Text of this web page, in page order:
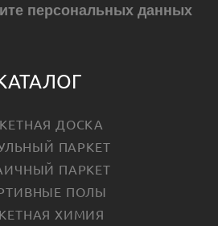
персональных данных
ДОСКА
ПАРКЕТ
ПАРКЕТ
ПОЛЫ
ХИМИЯ